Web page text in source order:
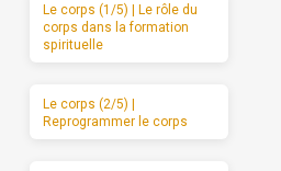
Le corps (1/5) | Le rôle du
corps dans la formation
spirituelle
Le corps (2/5) |
Reprogrammer le corps